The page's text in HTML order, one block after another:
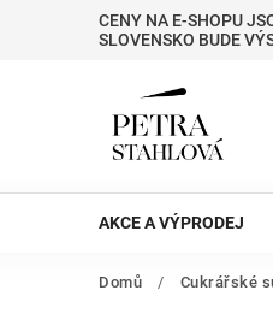
CENY NA E-SHOPU
SLOVENSKO BUDE
AKCE A VÝPRODEJ
Domů / Cukrářské